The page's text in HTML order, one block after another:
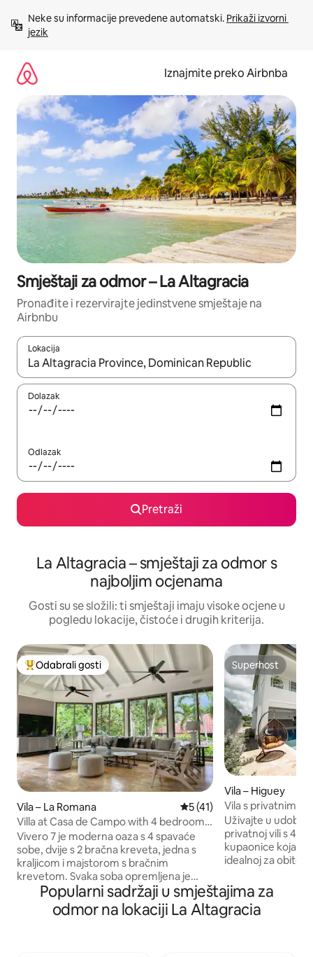
sadržaj
Neke su informacije prevedene automatski. Prikaži izvorni
jezik
Iznajmite preko Airbnba
Smještaji za odmor – La Altagracia
Pronađite i rezervirajte jedinstvene smještaje na
Airbnbu
Lokacija
Kada budu dostupni rezultati, moći ćete ih pregledati
Dolazak
Odlazak
Pretraži
La Altagracia – smještaji za odmor s
najboljim ocjenama
Gosti su se složili: ti smještaji imaju visoke ocjene u
pogledu lokacije, čistoće i drugih kriterija.
Među najviše rangiranima s oznakom „Odabrali gosti”
Odabrali gosti
Vila – La Romana Prosječna ocjena: 5/5,
5 (41)
Villa at Casa de Campo with 4 bedroom
and pool.
Vivero 7 je moderna oaza s 4 spavaće
sobe, dvije s 2 bračna kreveta, jedna s
kraljicom i majstorom s bračnim
krevetom. Svaka soba opremljena je
novim klima-uređajem i TV-om ravnog
ekrana, Wi-Fi mrežom, ormarom i
vlastitom kupaonicom. Vila ima klima-
Superhost
Superhost
Vila – Higuey
Vila s privatnim
s 4 spavaće sobe
Uživajte u
privatnoj vili s 4
kupaonice koja
idealnoj za obitelji
bazen i rezervni
udobnost.
području u blizini
Popularni sadržaji u smještajima za
odmor na lokaciji La Altagracia